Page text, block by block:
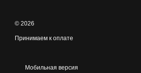
© 2026
Принимаем к оплате
Мобильная версия